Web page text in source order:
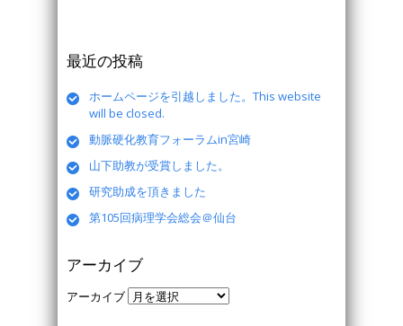
最近の投稿
ホームページを引越しました。This website
will be closed.
動脈硬化教育フォーラムin宮崎
山下助教が受賞しました。
研究助成を頂きました
第105回病理学会総会＠仙台
アーカイブ
アーカイブ